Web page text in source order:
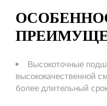
Высокоточные
высококачественной
более длительный